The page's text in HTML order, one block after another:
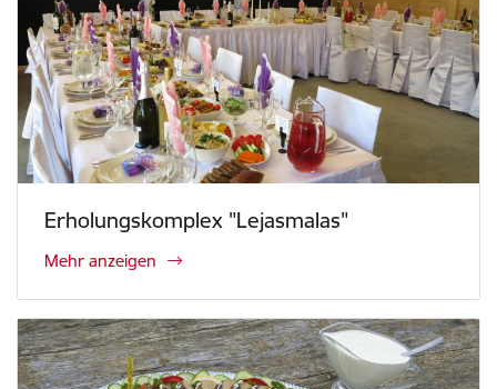
Erholungskomplex "Lejasmalas"
Mehr anzeigen